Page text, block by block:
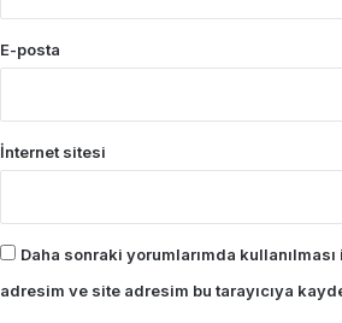
E-posta
İnternet sitesi
Daha sonraki yorumlarımda
adresim ve site adresim bu tarayıcıya